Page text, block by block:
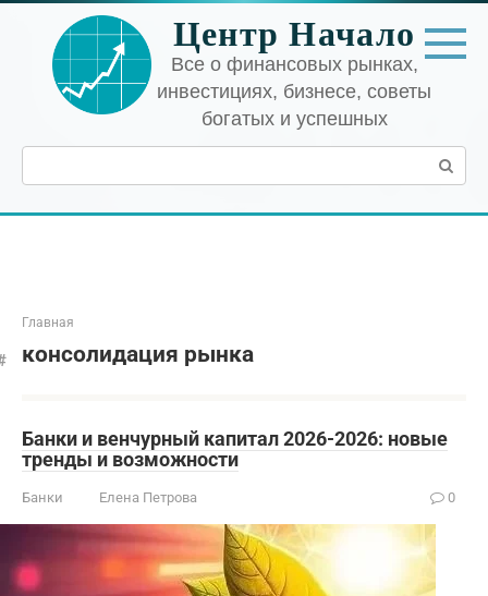
Перейти
контенту
Центр Начало
Все о финансовых рынках,
инвестициях, бизнесе, советы
богатых и успешных
Поиск:
Главная
консолидация рынка
Банки и венчурный капитал 2026-2026: новые
тренды и возможности
Банки Елена Петрова 0